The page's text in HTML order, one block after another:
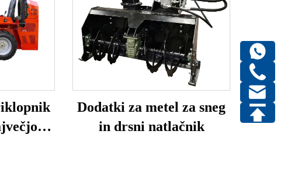
Dodatki za metel za sneg
in drsni natlačnik